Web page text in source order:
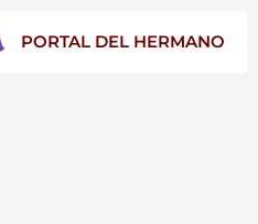
PORTAL DEL HERMANO